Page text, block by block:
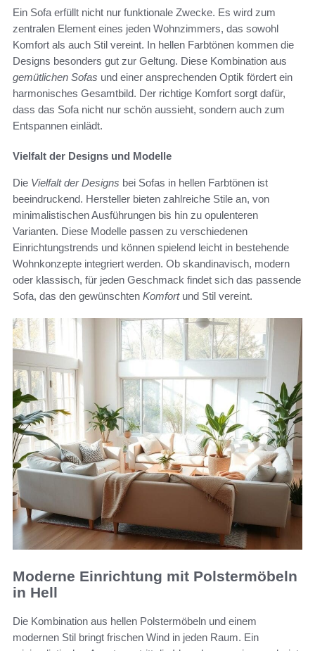
Ein Sofa erfüllt nicht nur funktionale Zwecke. Es wird zum
zentralen Element eines jeden Wohnzimmers, das sowohl
Komfort als auch Stil vereint. In hellen Farbtönen kommen die
Designs besonders gut zur Geltung. Diese Kombination aus
gemütlichen Sofas und einer ansprechenden Optik fördert ein
harmonisches Gesamtbild. Der richtige Komfort sorgt dafür,
dass das Sofa nicht nur schön aussieht, sondern auch zum
Entspannen einlädt.
Vielfalt der Designs und Modelle
Die Vielfalt der Designs bei Sofas in hellen Farbtönen ist
beeindruckend. Hersteller bieten zahlreiche Stile an, von
minimalistischen Ausführungen bis hin zu opulenteren
Varianten. Diese Modelle passen zu verschiedenen
Einrichtungstrends und können spielend leicht in bestehende
Wohnkonzepte integriert werden. Ob skandinavisch, modern
oder klassisch, für jeden Geschmack findet sich das passende
Sofa, das den gewünschten Komfortund Stil vereint.
Moderne Einrichtung mit Polstermöbeln
in Hell
Die Kombination aus hellen Polstermöbeln und einem
modernen Stil bringt frischen Wind in jeden Raum. Ein